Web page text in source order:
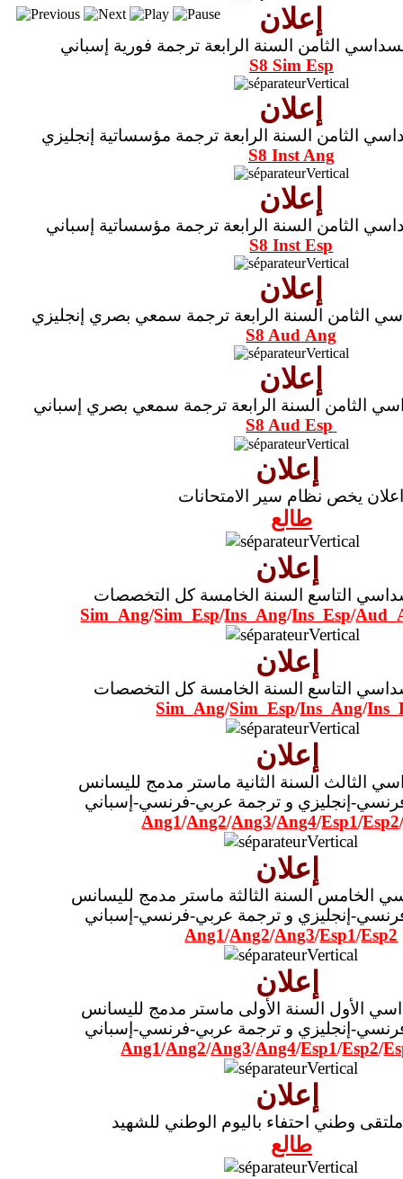
إعلان
الثامن السنة الرابعة ترجمة فورية إسباني
S8 Sim Esp
إعلان
الثامن السنة الرابعة ترجمة مؤسساتية إنجليزي
S8 Inst Ang
إعلان
الثامن السنة الرابعة ترجمة مؤسساتية إسباني
S8 Inst Esp
إعلان
الثامن السنة الرابعة ترجمة سمعي بصري إنجليزي
S8 Aud Ang
إعلان
الثامن السنة الرابعة ترجمة سمعي بصري إسباني
S8 Aud Esp
إعلان
يخص نظام سير الامتحانات
طالع
إعلان
التاسع السنة الخامسة كل التخصصات
Sim_Ang/Sim_Esp/Ins_Ang/Ins_Esp/
إعلان
التاسع السنة الخامسة كل التخصصات
Sim_Ang/Sim_Esp/Ins_Ang/
إعلان
الثالث السنة الثانية ماستر مدمج لليسانس
إنجليزي و ترجمة عربي-فرنسي-إسباني
Ang1/Ang2/Ang3/Ang4/Esp1/Esp2
إعلان
الخامس السنة الثالثة ماستر مدمج لليسانس
إنجليزي و ترجمة عربي-فرنسي-إسباني
Ang1/Ang2/Ang3/Esp1/Esp2
إعلان
الأول السنة الأولى ماستر مدمج لليسانس
إنجليزي و ترجمة عربي-فرنسي-إسباني
Ang1/Ang2/Ang3/Ang4/Esp1/Esp2/
إعلان
وطني احتفاء باليوم الوطني للشهيد
طالع